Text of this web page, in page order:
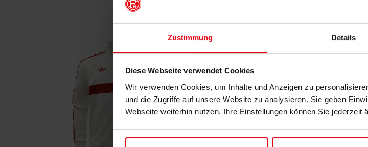
Zustimmung Details
Diese Webseite verwendet Cookies
Wir verwenden Cookies, um Inhalte und Anzeigen zu
und die Zugriffe auf unsere Website zu analysieren. Sie geben
Webseite weiterhin nutzen. Ihre Einstellungen können Sie jederzeit